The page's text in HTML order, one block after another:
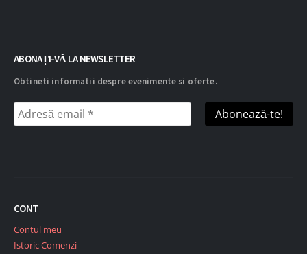
ABONAȚI-VĂ LA NEWSLETTER
Obtineti informatii despre evenimente si oferte.
CONT
Contul meu
Istoric Comenzi